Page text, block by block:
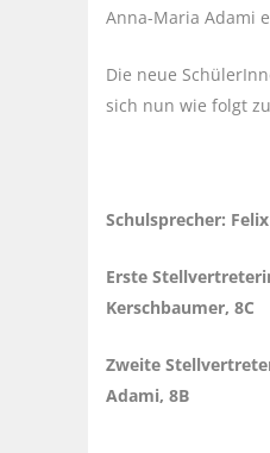
Anna-Maria Adami
Die neue
sich nun wie folgt
Schulsprecher:
Erste
Kerschbaumer, 8C
Zweite
Adami, 8B